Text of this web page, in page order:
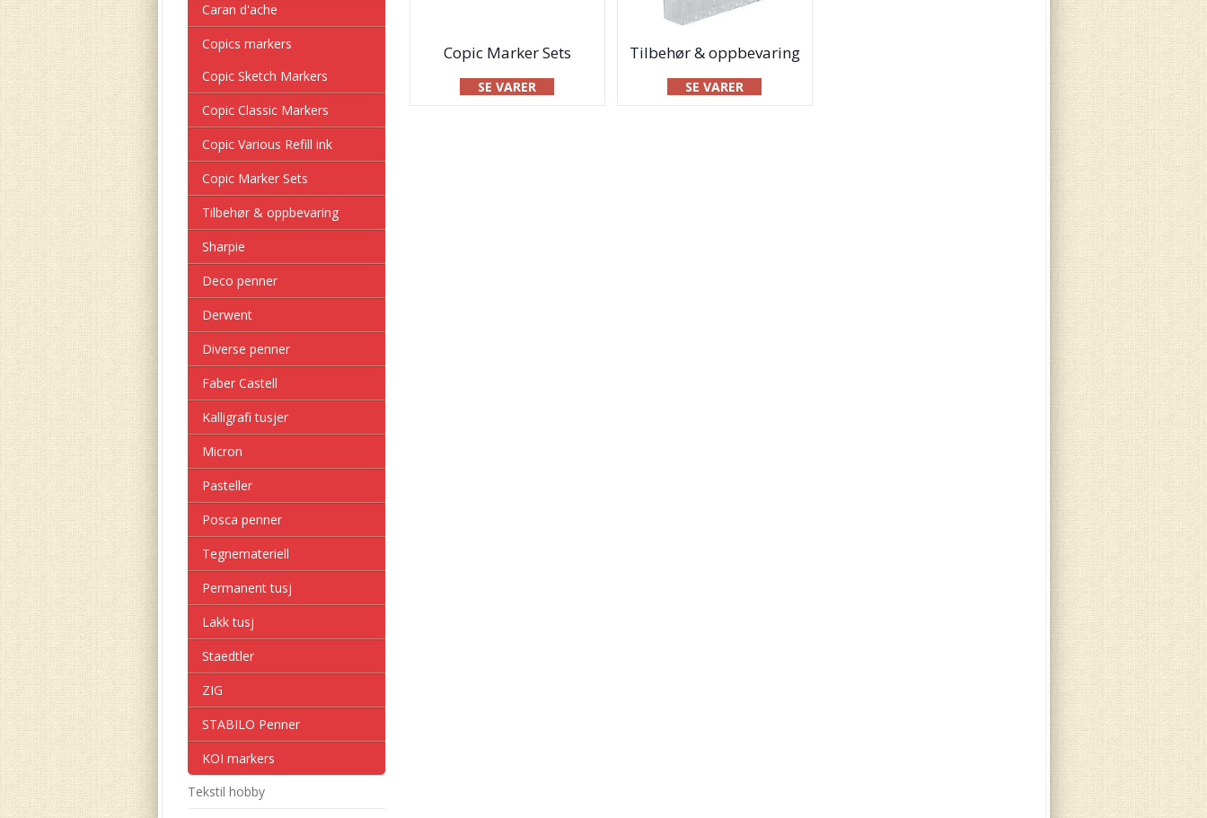
Caran d'ache
Copics markers
Copic Sketch Markers
Copic Classic Markers
Copic Various Refill ink
Copic Marker Sets
Tilbehør & oppbevaring
Sharpie
Deco penner
Derwent
Diverse penner
Faber Castell
Kalligrafi tusjer
Micron
Pasteller
Posca penner
Tegnemateriell
Permanent tusj
Lakk tusj
Staedtler
ZIG
STABILO Penner
KOI markers
Tekstil hobby
Copic Marker Sets
SE VARER
Tilbehør & oppbevaring
SE VARER